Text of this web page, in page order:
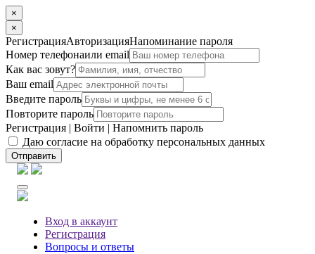
×
×
РегистрацияАвторизацияНапоминание пароля
Номер телефонаили email
Как вас зовут?
Ваш email
Введите пароль
Повторите пароль
Регистрация | Войти | Напомнить пароль
Даю согласие на обработку персональных данных
Отправить
Вход в аккаунт
Регистрация
Вопросы и ответы